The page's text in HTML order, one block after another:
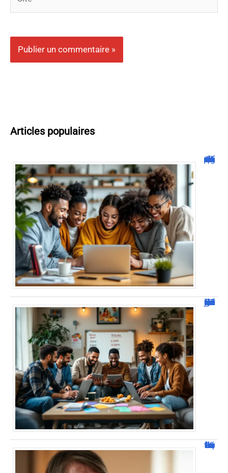
Articles populaires
Malgrim com : tout ce que vous devez savoir sur la plateforme !
JetPunk : Quiz et jeux de culture générale
Jacques Dutronc fortune : estimation et sources de richesse !